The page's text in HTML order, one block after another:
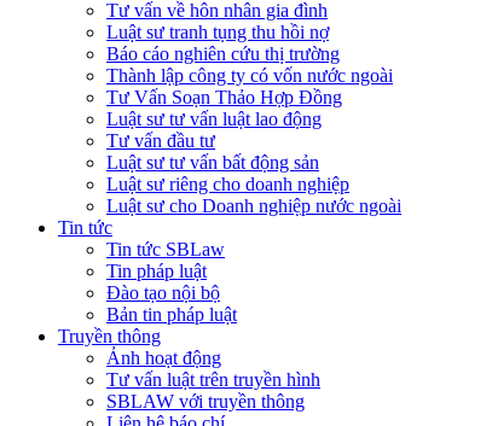
Tư vấn về hôn nhân gia đình
Luật sư tranh tụng thu hồi nợ
Báo cáo nghiên cứu thị trường
Thành lập công ty có vốn nước ngoài
Tư Vấn Soạn Thảo Hợp Đồng
Luật sư tư vấn luật lao động
Tư vấn đầu tư
Luật sư tư vấn bất động sản
Luật sư riêng cho doanh nghiệp
Luật sư cho Doanh nghiệp nước ngoài
Tin tức
Tin tức SBLaw
Tin pháp luật
Đào tạo nội bộ
Bản tin pháp luật
Truyền thông
Ảnh hoạt động
Tư vấn luật trên truyền hình
SBLAW với truyền thông